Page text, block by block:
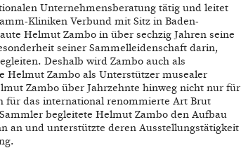
Unternehmensberatung tätig und leitet
Kliniken Verbund mit Sitz in Baden-
Helmut Zambo in über sechzig Jahren seine
seiner Sammelleidenschaft darin,
Deshalb wird Zambo auch als
Helmut Zambo als Unterstützer musealer
Zambo über Jahrzehnte hinweg nicht nur für
für das international renommierte Art Brut
begleitete Helmut Zambo den Aufbau
an und unterstützte deren Ausstellungstätigkeit